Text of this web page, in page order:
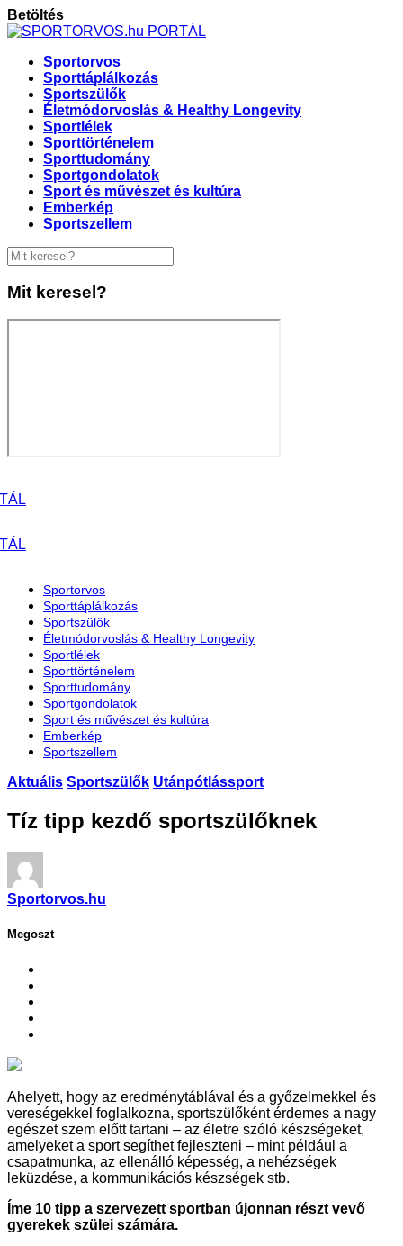
Betöltés
Sportorvos
Sporttáplálkozás
Sportszülők
Életmódorvoslás & Healthy Longevity
Sportlélek
Sporttörténelem
Sporttudomány
Sportgondolatok
Sport és művészet és kultúra
Emberkép
Sportszellem
Mit keresel?
Sportorvos
Sporttáplálkozás
Sportszülők
Életmódorvoslás & Healthy Longevity
Sportlélek
Sporttörténelem
Sporttudomány
Sportgondolatok
Sport és művészet és kultúra
Emberkép
Sportszellem
Aktuális Sportszülők Utánpótlássport
Tíz tipp kezdő sportszülőknek
Sportorvos.hu
Megoszt
Ahelyett, hogy az eredménytáblával és a győzelmekkel és
vereségekkel foglalkozna, sportszülőként érdemes a nagy
egészet szem előtt tartani – az életre szóló készségeket,
amelyeket a sport segíthet fejleszteni – mint például a
csapatmunka, az ellenálló képesség, a nehézségek
leküzdése, a kommunikációs készségek stb.
Íme 10 tipp a szervezett sportban újonnan részt vevő
gyerekek szülei számára.